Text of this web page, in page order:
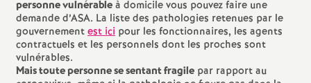
s
T
personne vulnérableà domicile vous pouvez faire une
demande d’ASA. La liste des pathologies retenues par le
gouvernementest ici pour les fonctionnaires, les agents
contractuels et les personnels dont les proches sont
vulnérables.
Mais toute personne se sentant fragile par rapport au